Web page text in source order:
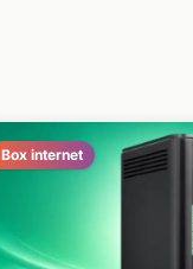
Box internet